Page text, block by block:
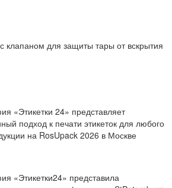
клапаном для защиты тары от вскрытия
«Этикетки 24» представляет
подход к печати этикеток для любого
на RosUpack 2026 в Москве
«Этикетки24» представила